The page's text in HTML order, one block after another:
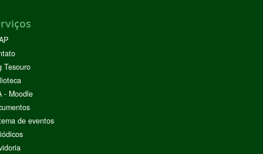
Tesouro
- Moodle
de eventos